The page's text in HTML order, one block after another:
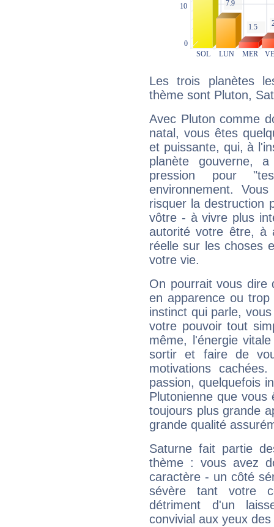
Les trois planètes
thème sont Pluton,
Avec Pluton comme
natal, vous êtes
et puissante, qui, à
planète gouverne,
pression pour
environnement.
risquer la destruction
vôtre - à vivre plus
autorité votre être, à
réelle sur les choses
votre vie.
On pourrait vous dire
en apparence ou
instinct qui parle,
votre pouvoir tout
même, l'énergie
sortir et faire de
motivations
passion, quelquefois
Plutonienne que
toujours plus grande
grande qualité
Saturne fait partie
thème : vous avez
caractère - un côté
sévère tant votre
détriment d'un
convivial aux yeux